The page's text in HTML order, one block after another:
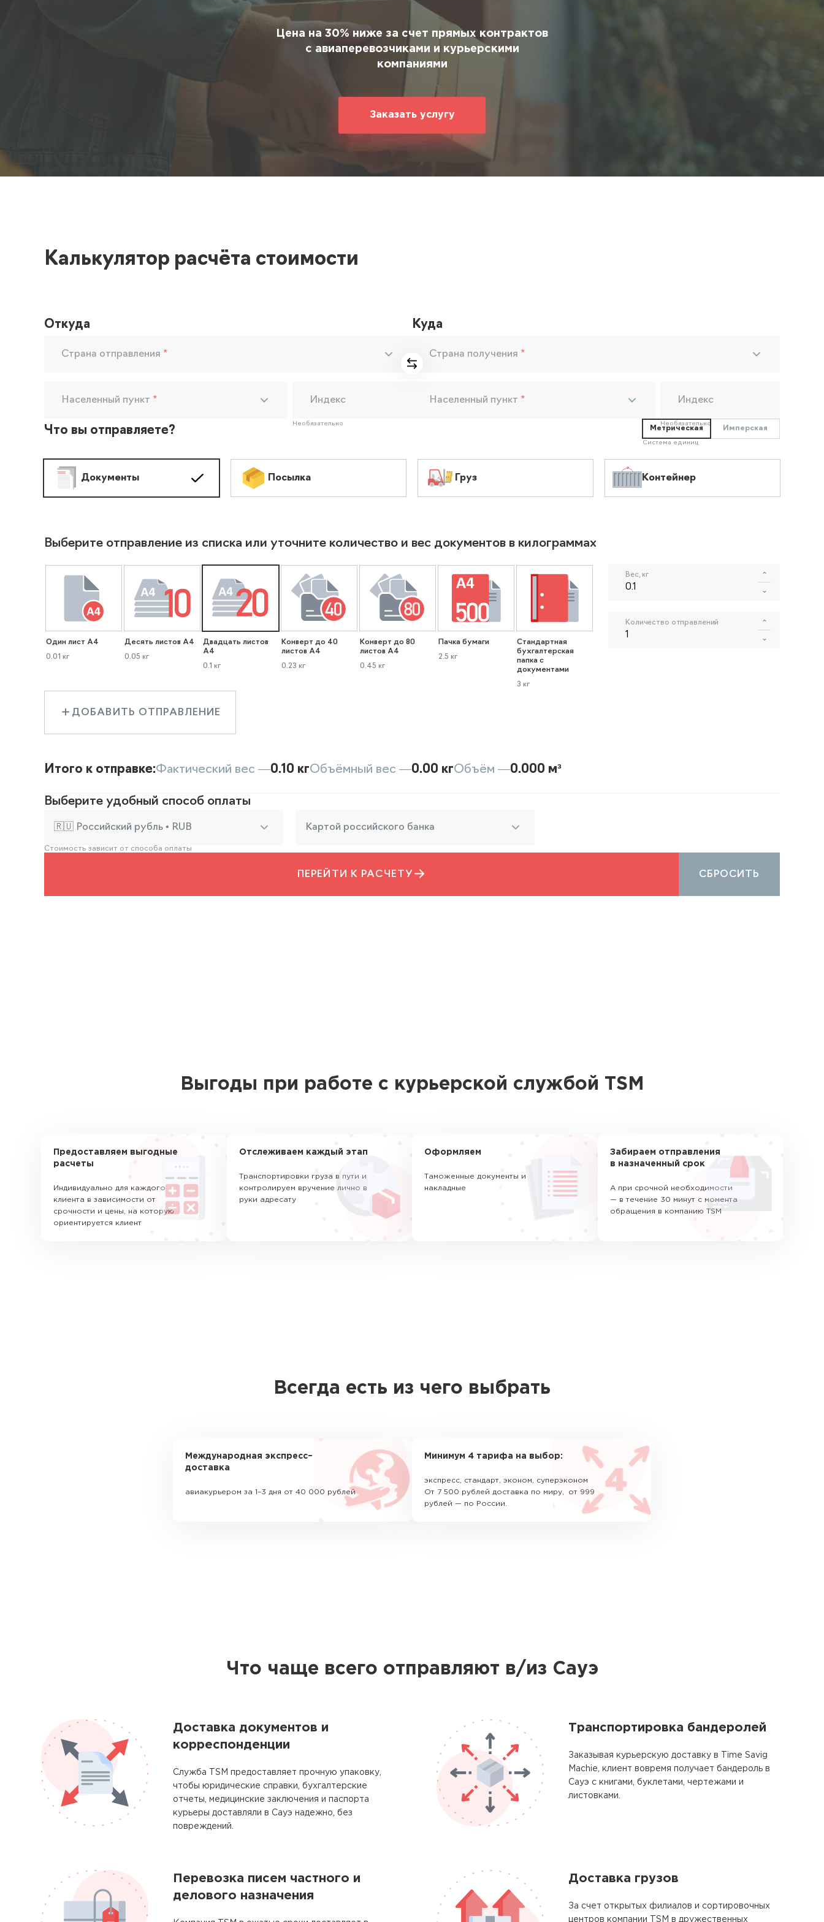
декларирование
Страхование
Цена на 30% ниже за счет прямых контрактов
с авиаперевозчиками и курьерскими
компаниями
Заказать услугу
Калькулятор расчёта стоимости
Откуда
Страна отправления *
Населенный пункт * Индекс
Необязательно
Куда
Страна получения *
Населенный пункт * Индекс
Необязательно
Что вы отправляете? Метрическая Имперская
Система единиц
Документы Посылка Груз Контейнер
Выберите отправление из списка или уточните количество и вес документов в килограммах
Один лист А4
0.01 кг
Десять листов А4
0.05 кг
Двадцать листов
А4
0.1 кг
Конверт до 40
листов А4
0.23 кг
Конверт до 80
листов А4
0.45 кг
Пачка бумаги
2.5 кг
Стандартная
бухгалтерская
папка с
документами
3 кг
Вес, кг
Количество отправлений
ДОБАВИТЬ ОТПРАВЛЕНИЕ
Итого к отправке:Фактический вес —0.10 кгОбъёмный вес —0.00 кгОбъём —0.000 м³
Выберите удобный способ оплаты
🇷🇺 Российский рубль • RUB Картой российского банка
Стоимость зависит от способа оплаты
ПЕРЕЙТИ К РАСЧЕТУ СБРОСИТЬ
Выгоды при работе с курьерской службой TSM
Предоставляем выгодные
расчеты
Индивидуально для каждого
клиента в зависимости от
срочности и цены, на которую
ориентируется клиент
Отслеживаем каждый этап
Транспортировки груза в пути и
контролируем вручение лично в
руки адресату
Оформляем
Таможенные документы и
накладные
Забираем отправления
в назначенный срок
А при срочной необходимости
— в течение 30 минут с момента
обращения в компанию TSM
Всегда есть из чего выбрать
Международная экспресс–
доставка
авиакурьером за 1–3 дня от 40 000 рублей
Минимум 4 тарифа на выбор:
экспресс, стандарт, эконом, суперэконом
От 7 500 рублей доставка по миру, от 999
рублей — по России.
Что чаще всего отправляют в/из Сауэ
Доставка документов и
корреспонденции
Служба TSM предоставляет прочную упаковку,
чтобы юридические справки, бухгалтерские
отчеты, медицинские заключения и паспорта
курьеры доставляли в Сауэ надежно, без
повреждений.
Транспортировка бандеролей
Заказывая курьерскую доставку в Time Savig
Machie, клиент вовремя получает бандероль в
Сауэ с книгами, буклетами, чертежами и
листовками.
Перевозка писем частного и
делового назначения
Доставка грузов
За счет открытых филиалов и сортировочных
центров компании TSM в дружественных